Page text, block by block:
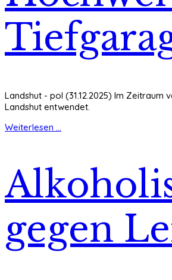
Landshut - pol (31.12.2025) Im
Landshut entwendet.
Weiterlesen ...
gegen